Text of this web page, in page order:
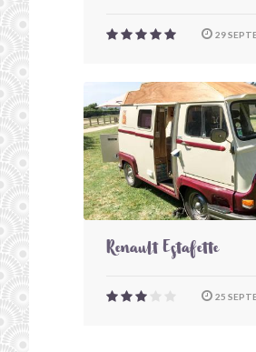
29
Renault Estafette
25